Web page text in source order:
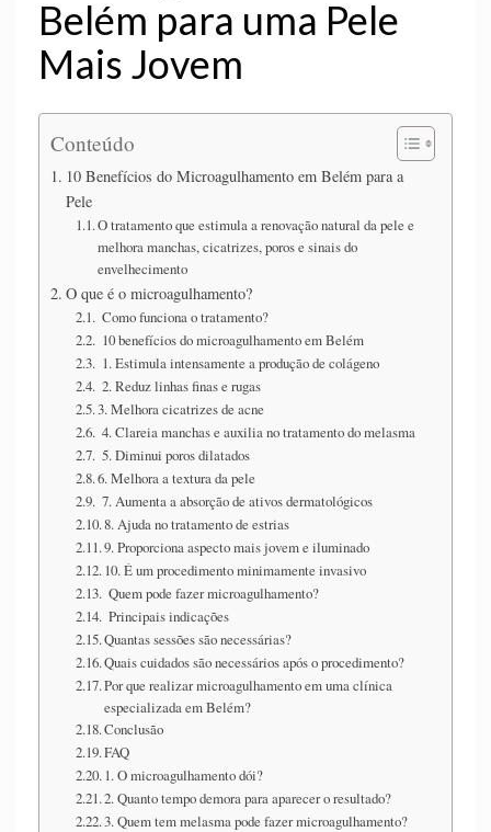
Belém para uma Pele
Mais Jovem
Conteúdo
10 Benefícios do Microagulhamento em Belém para a
Pele
O tratamento que estimula a renovação natural da pele e
melhora manchas, cicatrizes, poros e sinais do
envelhecimento
O que é o microagulhamento?
Como funciona o tratamento?
10 benefícios do microagulhamento em Belém
1. Estimula intensamente a produção de colágeno
2. Reduz linhas finas e rugas
3. Melhora cicatrizes de acne
4. Clareia manchas e auxilia no tratamento do melasma
5. Diminui poros dilatados
6. Melhora a textura da pele
7. Aumenta a absorção de ativos dermatológicos
8. Ajuda no tratamento de estrias
9. Proporciona aspecto mais jovem e iluminado
10. É um procedimento minimamente invasivo
Quem pode fazer microagulhamento?
Principais indicações
Quantas sessões são necessárias?
Quais cuidados são necessários após o procedimento?
Por que realizar microagulhamento em uma clínica
especializada em Belém?
Conclusão
FAQ
1. O microagulhamento dói?
2. Quanto tempo demora para aparecer o resultado?
3. Quem tem melasma pode fazer microagulhamento?